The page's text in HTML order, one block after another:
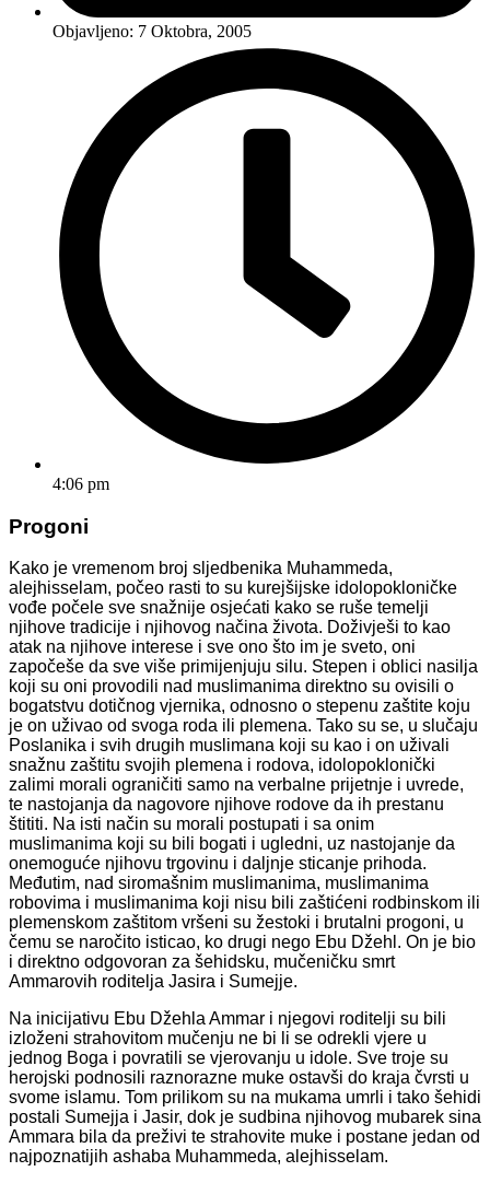
Objavljeno: 7 Oktobra, 2005
4:06 pm
Progoni
Kako je vremenom broj sljedbenika Muhammeda,
alejhisselam, počeo rasti to su kurejšijske idolopokloničke
vođe počele sve snažnije osjećati kako se ruše temelji
njihove tradicije i njihovog načina života. Doživješi to kao
atak na njihove interese i sve ono što im je sveto, oni
započeše da sve više primijenjuju silu. Stepen i oblici nasilja
koji su oni provodili nad muslimanima direktno su ovisili o
bogatstvu dotičnog vjernika, odnosno o stepenu zaštite koju
je on uživao od svoga roda ili plemena. Tako su se, u slučaju
Poslanika i svih drugih muslimana koji su kao i on uživali
snažnu zaštitu svojih plemena i rodova, idolopoklonički
zalimi morali ograničiti samo na verbalne prijetnje i uvrede,
te nastojanja da nagovore njihove rodove da ih prestanu
štititi. Na isti način su morali postupati i sa onim
muslimanima koji su bili bogati i ugledni, uz nastojanje da
onemoguće njihovu trgovinu i daljnje sticanje prihoda.
Međutim, nad siromašnim muslimanima, muslimanima
robovima i muslimanima koji nisu bili zaštićeni rodbinskom ili
plemenskom zaštitom vršeni su žestoki i brutalni progoni, u
čemu se naročito isticao, ko drugi nego Ebu Džehl. On je bio
i direktno odgovoran za šehidsku, mučeničku smrt
Ammarovih roditelja Jasira i Sumejje.
Na inicijativu Ebu Džehla Ammar i njegovi roditelji su bili
izloženi strahovitom mučenju ne bi li se odrekli vjere u
jednog Boga i povratili se vjerovanju u idole. Sve troje su
herojski podnosili raznorazne muke ostavši do kraja čvrsti u
svome islamu. Tom prilikom su na mukama umrli i tako šehidi
postali Sumejja i Jasir, dok je sudbina njihovog mubarek sina
Ammara bila da preživi te strahovite muke i postane jedan od
najpoznatijih ashaba Muhammeda, alejhisselam.